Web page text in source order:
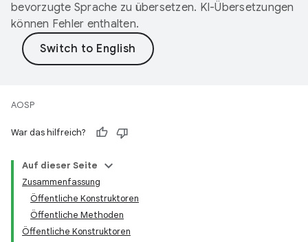
bevorzugte Sprache zu übersetzen. KI-Übersetzungen
können Fehler enthalten.
AOSP
War das hilfreich?
Auf dieser Seite
Zusammenfassung
Öffentliche Konstruktoren
Öffentliche Methoden
Öffentliche Konstruktoren